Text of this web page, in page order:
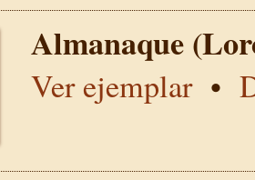
Almanaque
Ver ejemplar•